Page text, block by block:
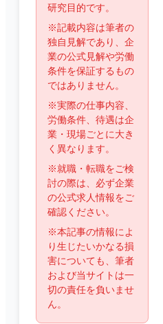
研究目的です。
※記載内容は筆者の
独自見解であり、企
業の公式見解や労働
条件を保証するもの
ではありません。
※実際の仕事内容、
労働条件、待遇は企
業・現場ごとに大き
く異なります。
※就職・転職をご検
討の際は、必ず企業
の公式求人情報をご
確認ください。
※本記事の情報によ
り生じたいかなる損
害についても、筆者
および当サイトは一
切の責任を負いませ
ん。